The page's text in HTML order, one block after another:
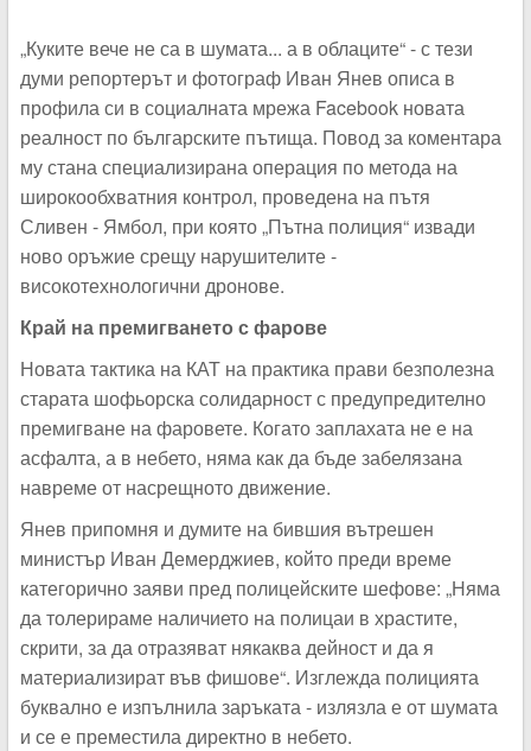
„Куките вече не са в шумата... а в облаците“ - с тези
думи репортерът и фотограф Иван Янев описа в
профила си в социалната мрежа Facebook новата
реалност по българските пътища. Повод за коментара
му стана специализирана операция по метода на
широкообхватния контрол, проведена на пътя
Сливен - Ямбол, при която „Пътна полиция“ извади
ново оръжие срещу нарушителите -
високотехнологични дронове.
Край на премигването с фарове
Новата тактика на КАТ на практика прави безполезна
старата шофьорска солидарност с предупредително
премигване на фаровете. Когато заплахата не е на
асфалта, а в небето, няма как да бъде забелязана
навреме от насрещното движение.
Янев припомня и думите на бившия вътрешен
министър Иван Демерджиев, който преди време
категорично заяви пред полицейските шефове: „Няма
да толерираме наличието на полицаи в храстите,
скрити, за да отразяват някаква дейност и да я
материализират във фишове“. Изглежда полицията
буквално е изпълнила заръката - излязла е от шумата
и се е преместила директно в небето.